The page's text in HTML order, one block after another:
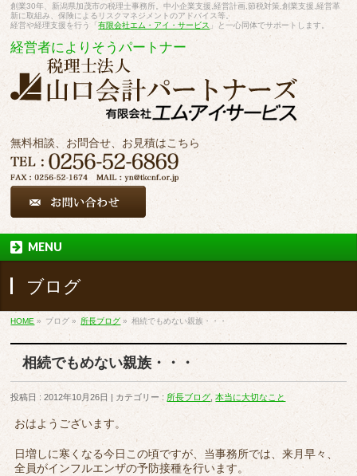
創業30年、新潟県加茂市の税理士事務所。中小企業支援,経営計画,節税対策,創業支援,経営革
新に取組み、保険によるリスクマネジメントのアドバイス等。
経営や経理支援を行う「有限会社エム・アイ・サービス 」と一心同体でサポートします。
経営者によりそうパートナー
無料相談、お問合せ、お見積はこちら
MENU
ブログ
HOME » ブログ » 所長ブログ » 相続でもめない親族・・・
相続でもめない親族・・・
投稿日 : 2012年10月26日 カテゴリー : 所長ブログ ,本当に大切なこと
おはようございます。
日増しに寒くなる今日この頃ですが、当事務所では、来月早々、
全員がインフルエンザの予防接種を行います。